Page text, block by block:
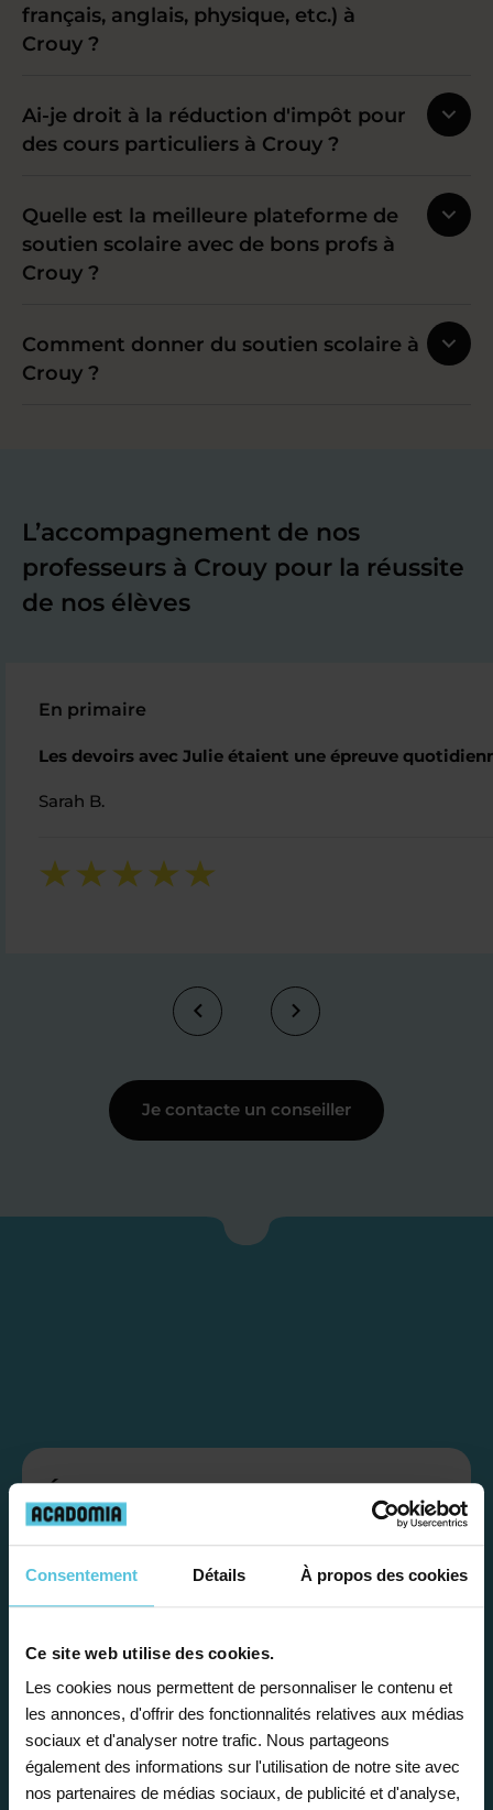
Consentement Détails À propos des cookies
Ce site web utilise des cookies.
Les cookies nous permettent de personnaliser le contenu et
les annonces, d'offrir des fonctionnalités relatives aux médias
sociaux et d'analyser notre trafic. Nous partageons
également des informations sur l'utilisation de notre site avec
nos partenaires de médias sociaux, de publicité et d'analyse,
français, anglais, physique, etc.) à
Crouy ?
Ai-je droit à la réduction d'impôt pour
des cours particuliers à Crouy ?
Quelle est la meilleure plateforme de
soutien scolaire avec de bons profs à
Crouy ?
Comment donner du soutien scolaire à
Crouy ?
L’accompagnement de nos
professeurs à Crouy pour la réussite
de nos élèves
En primaire
Les devoirs avec Julie étaient une épreuve
Sarah B.
Je contacte un conseiller
Étape 1
Je vous propose un
bilan personnalisé
Gratuite et sans engagement, une
première étape pour faire le point sur
la situation scolaire de votre enfant, ses
besoins et vous préconiser la solution la
plus adaptée.